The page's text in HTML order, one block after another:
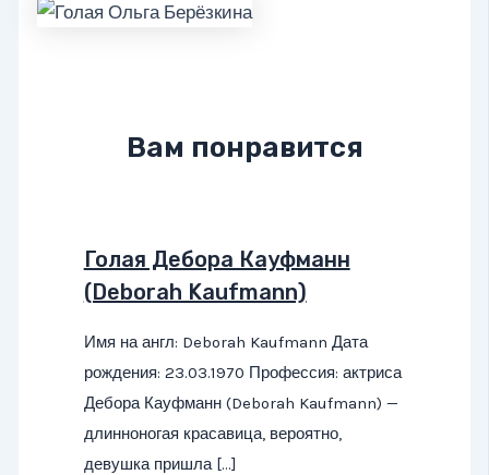
Вам понравится
Голая Дебора Кауфманн
(Deborah Kaufmann)
Имя на англ: Deborah Kaufmann Дата
рождения: 23.03.1970 Профессия: актриса
Дебора Кауфманн (Deborah Kaufmann) —
длинноногая красавица, вероятно,
девушка пришла […]